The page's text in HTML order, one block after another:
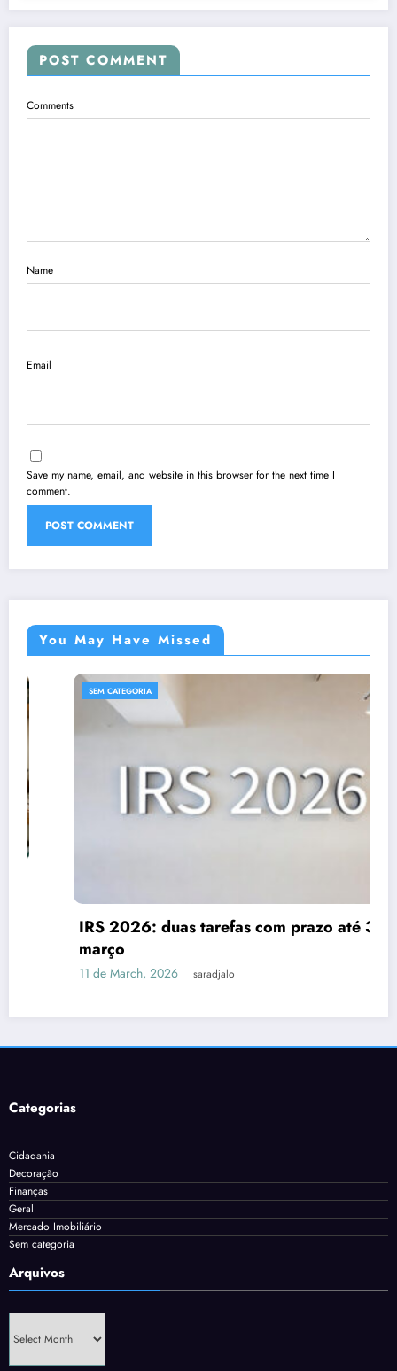
POST COMMENT
Comments
Name
Email
Save my name, email, and website in this browser for the next time I
comment.
You May Have Missed
SEM CATEGORIA
IRS 2026: duas tarefas com prazo até 31 de
11 de March, 2026 saradjalo
Categorias
Cidadania
Decoração
Finanças
Geral
Mercado Imobiliário
Sem categoria
Arquivos